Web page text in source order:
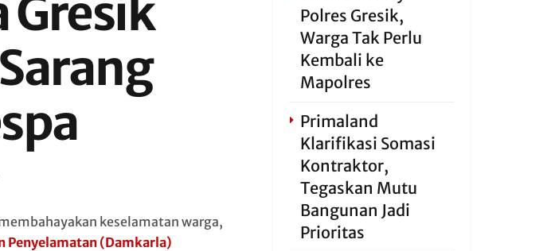
Gresik
keselamatan warga,
Penyelamatan (Damkarla)
Polres Gresik,
Warga Tak Perlu
Kembali ke
Mapolres
Primaland
Klarifikasi Somasi
Kontraktor,
Tegaskan Mutu
Bangunan Jadi
Prioritas